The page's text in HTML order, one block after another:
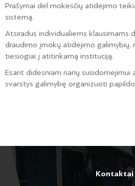
Prašymai dėl mokesčių atidėjimo
sistemą.
Atsiradus individualiems klausimams
draudimo įmokų atidėjimo
tiesiogiai į atitinkamą instituciją.
Esant didesniam narių susidomėjimui
svarstys galimybę organizuoti
Kontaktai